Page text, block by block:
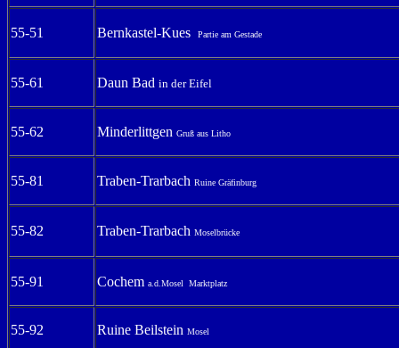
55-51 Bernkastel-Kues Partie am Gestade
55-61 Daun Bad in der Eifel
55-62 Minderlittgen Gruß aus Litho
55-81 Traben-Trarbach Ruine Gräfinburg
55-82 Traben-Trarbach Moselbrücke
55-91 Cochem a.d.Mosel Marktplatz
55-92 Ruine Beilstein Mosel